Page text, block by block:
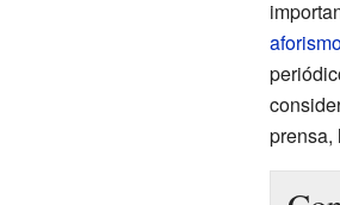
prensa,